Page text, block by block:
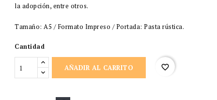
la adopción, entre otros.
Tamaño: A5 / Formato Impreso / Portada: Pasta rústica.
Cantidad
AÑADIR AL CARRITO favorite_border